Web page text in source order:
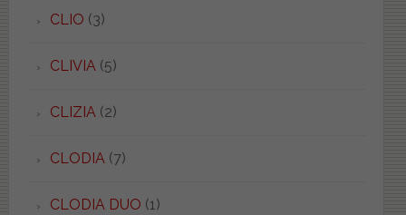
CLIO (3)
CLIVIA(5)
CLIZIA(2)
CLODIA(7)
CLODIA DUO (1)